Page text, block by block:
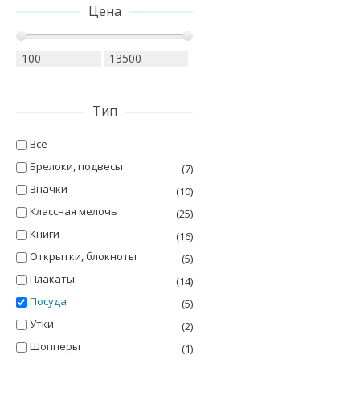
Цена
Тип
Все
Брелоки, подвесы
(7)
Значки
(10)
Классная мелочь
(25)
Книги
(16)
Открытки, блокноты
(5)
Плакаты
(14)
Посуда
(5)
Утки
(2)
Шопперы
(1)